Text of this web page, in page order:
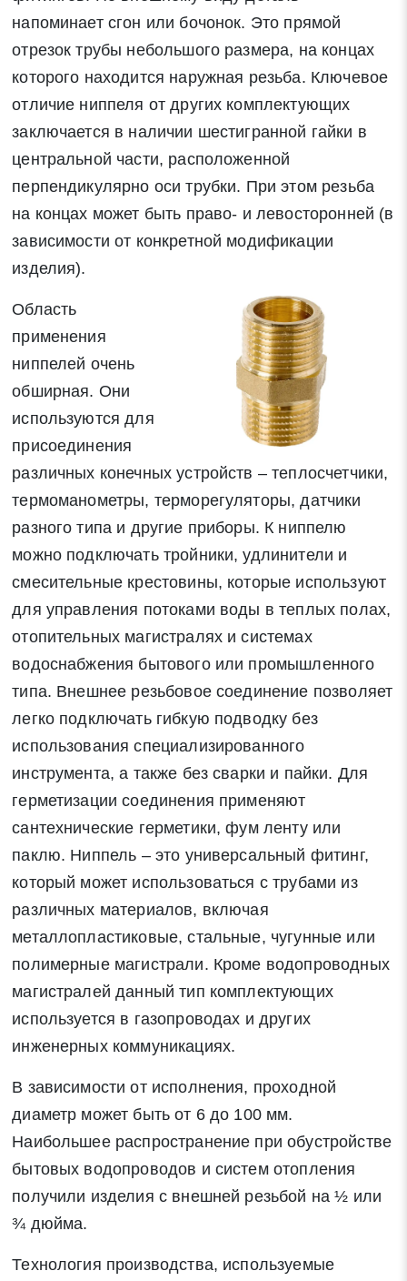
напоминает сгон или бочонок. Это прямой
отрезок трубы небольшого размера, на концах
которого находится наружная резьба. Ключевое
отличие ниппеля от других комплектующих
заключается в наличии шестигранной гайки в
центральной части, расположенной
перпендикулярно оси трубки. При этом резьба
на концах может быть право- и левосторонней (в
зависимости от конкретной модификации
изделия).
Область
применения
ниппелей очень
обширная. Они
используются для
присоединения
различных конечных устройств – теплосчетчики,
термоманометры, терморегуляторы, датчики
разного типа и другие приборы. К ниппелю
можно подключать тройники, удлинители и
смесительные крестовины, которые используют
для управления потоками воды в теплых полах,
отопительных магистралях и системах
водоснабжения бытового или промышленного
типа. Внешнее резьбовое соединение позволяет
легко подключать гибкую подводку без
использования специализированного
инструмента, а также без сварки и пайки. Для
герметизации соединения применяют
сантехнические герметики, фум ленту или
паклю. Ниппель – это универсальный фитинг,
который может использоваться с трубами из
различных материалов, включая
металлопластиковые, стальные, чугунные или
полимерные магистрали. Кроме водопроводных
магистралей данный тип комплектующих
используется в газопроводах и других
инженерных коммуникациях.
В зависимости от исполнения, проходной
диаметр может быть от 6 до 100 мм.
Наибольшее распространение при обустройстве
бытовых водопроводов и систем отопления
получили изделия с внешней резьбой на ½ или
¾ дюйма.
Технология производства, используемые